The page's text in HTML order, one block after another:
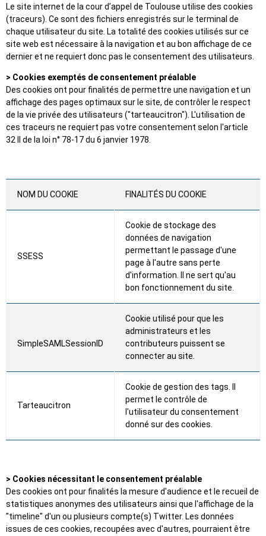
Le site internet de la cour d’appel de Toulouse utilise des cookies
(traceurs). Ce sont des fichiers enregistrés sur le terminal de
chaque utilisateur du site. La totalité des cookies utilisés sur ce
site web est nécessaire à la navigation et au bon affichage de ce
dernier et ne requiert donc pas le consentement des utilisateurs.
> Cookies exemptés de consentement préalable
Des cookies ont pour finalités de permettre une navigation et un
affichage des pages optimaux sur le site, de contrôler le respect
de la vie privée des utilisateurs ("tarteaucitron"). L'utilisation de
ces traceurs ne requiert pas votre consentement selon l'article
32 II de la loi n° 78-17 du 6 janvier 1978.
NOM DU COOKIE FINALITÉS DU COOKIE
SSESS
Cookie de stockage des
données de navigation
permettant le passage d'une
page à l'autre sans perte
d'information. Il ne sert qu'au
bon fonctionnement du site.
SimpleSAMLSessionID
Cookie utilisé pour que les
administrateurs et les
contributeurs puissent se
connecter au site.
Tarteaucitron
Cookie de gestion des tags. Il
permet le contrôle de
l'utilisateur du consentement
donné sur des cookies.
> Cookies nécessitant le consentement préalable
Des cookies ont pour finalités la mesure d'audience et le recueil de
statistiques anonymes des utilisateurs ainsi que l'affichage de la
"timeline" d'un ou plusieurs compte(s) Twitter. Les données
issues de ces cookies, recoupées avec d'autres, pourraient être